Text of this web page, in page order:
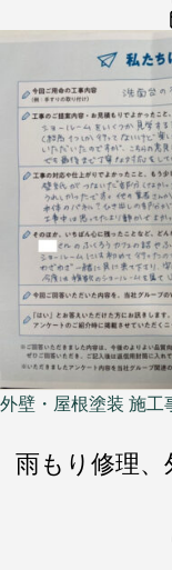
個人のお客
雨漏り修理
外壁塗装
水回りリ
オーダー
店舗設計
入居前マ
不動産販
法人のお客
オフィス/
マンショ
施工事例
ニュース
会社情報
お問い合
外壁・屋根塗装 施工
雨もり修理、